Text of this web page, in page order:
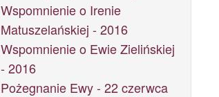
Wspomnienie o Irenie
Matuszelańskiej - 2016
Wspomnienie o Ewie Zielińskiej
- 2016
Pożegnanie Ewy - 22 czerwca